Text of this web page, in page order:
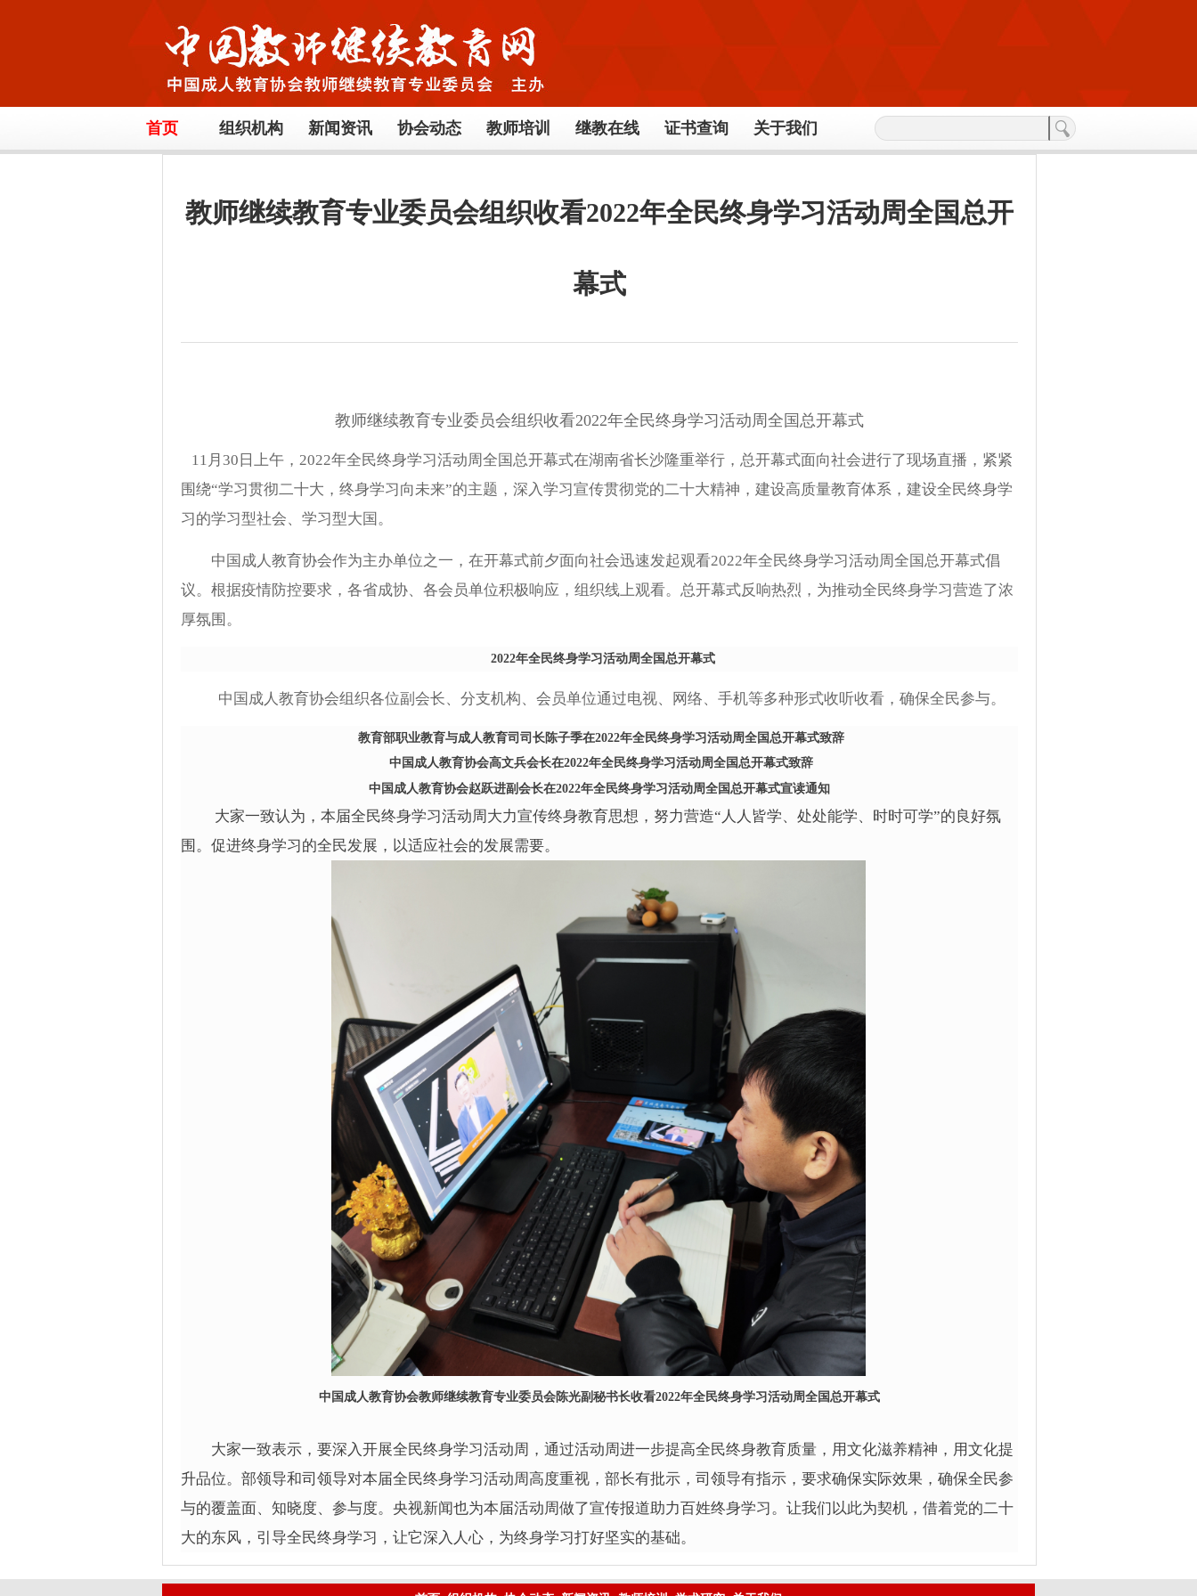
首页 组织机构 新闻资讯 协会动态 教师培训 继教在线 证书查询 关于我们
教师继续教育专业委员会组织收看2022年全民终身学习活动周全国总开
幕式
教师继续教育专业委员会组织收看2022年全民终身学习活动周全国总开幕式
11月30日上午，2022年全民终身学习活动周全国总开幕式在湖南省长沙隆重举行，总开幕式面向社会进行了现场直播，紧紧
围绕“学习贯彻二十大，终身学习向未来”的主题，深入学习宣传贯彻党的二十大精神，建设高质量教育体系，建设全民终身学
习的学习型社会、学习型大国。
中国成人教育协会作为主办单位之一，在开幕式前夕面向社会迅速发起观看2022年全民终身学习活动周全国总开幕式倡
议。根据疫情防控要求，各省成协、各会员单位积极响应，组织线上观看。总开幕式反响热烈，为推动全民终身学习营造了浓
厚氛围。
2022年全民终身学习活动周全国总开幕式
中国成人教育协会组织各位副会长、分支机构、会员单位通过电视、网络、手机等多种形式收听收看，确保全民参与。
教育部职业教育与成人教育司司长陈子季在2022年全民终身学习活动周全国总开幕式致辞
中国成人教育协会高文兵会长在2022年全民终身学习活动周全国总开幕式致辞
中国成人教育协会赵跃进副会长在2022年全民终身学习活动周全国总开幕式宣读通知
大家一致认为，本届全民终身学习活动周大力宣传终身教育思想，努力营造“人人皆学、处处能学、时时可学”的良好氛
围。促进终身学习的全民发展，以适应社会的发展需要。
中国成人教育协会教师继续教育专业委员会陈光副秘书长收看2022年全民终身学习活动周全国总开幕式
大家一致表示，要深入开展全民终身学习活动周，通过活动周进一步提高全民终身教育质量，用文化滋养精神，用文化提
升品位。部领导和司领导对本届全民终身学习活动周高度重视，部长有批示，司领导有指示，要求确保实际效果，确保全民参
与的覆盖面、知晓度、参与度。央视新闻也为本届活动周做了宣传报道助力百姓终身学习。让我们以此为契机，借着党的二十
大的东风，引导全民终身学习，让它深入人心，为终身学习打好坚实的基础。